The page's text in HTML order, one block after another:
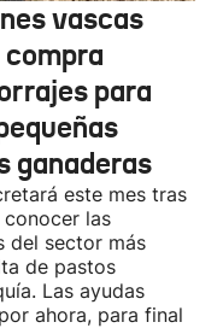
vascas
para
ganaderas
este mes tras
conocer las
del sector más
de pastos
Las ayudas
ahora, para final